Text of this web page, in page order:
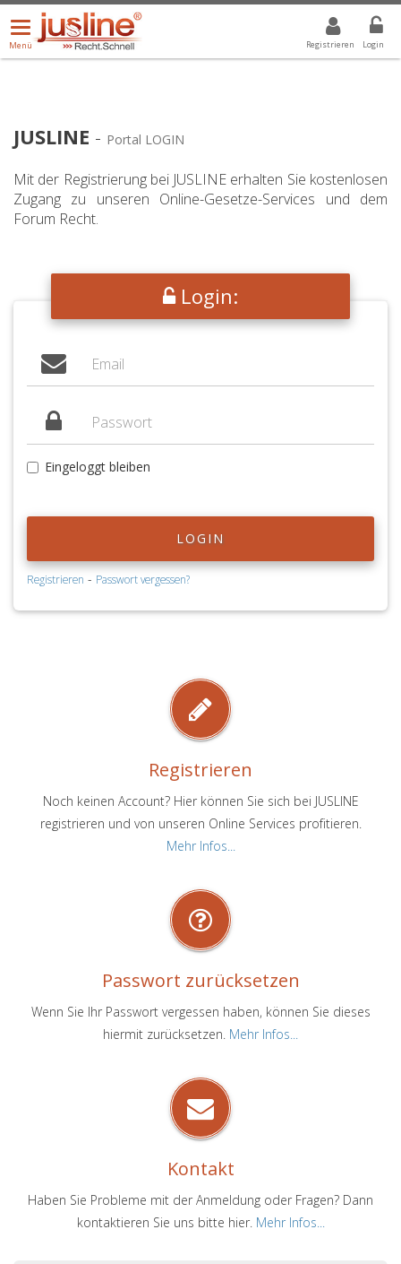
Registrieren Login
Menü
öffnen/schließen
Menü
ALLE DROPDOWN: GEWÄHLTER WERT IST ALLE
JUSLINE - Portal LOGIN
Mit der Registrierung bei JUSLINE erhalten Sie kostenlosen
Zugang zu unseren Online-Gesetze-Services und dem
Forum Recht.
Login:
Eingeloggt bleiben
LOGIN
Registrieren - Passwort vergessen?
Registrieren
Noch keinen Account? Hier können Sie sich bei JUSLINE
registrieren und von unseren Online Services profitieren.
Mehr Infos...
Passwort zurücksetzen
Wenn Sie Ihr Passwort vergessen haben, können Sie dieses
hiermit zurücksetzen. Mehr Infos...
Kontakt
Haben Sie Probleme mit der Anmeldung oder Fragen? Dann
kontaktieren Sie uns bitte hier. Mehr Infos...